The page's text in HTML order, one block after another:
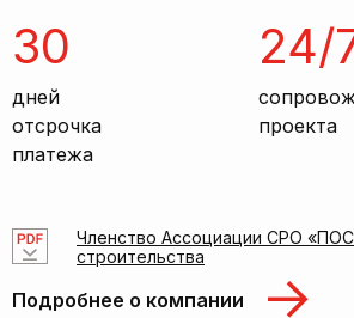
30
дней
отсрочка
платежа
24/
проекта
Членство Ассоциации СРО
строительства
Подробнее о компании